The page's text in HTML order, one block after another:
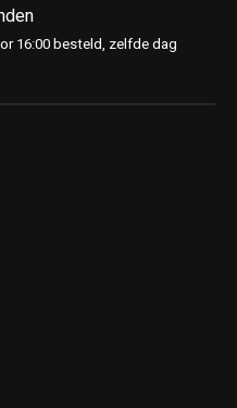
16:00 besteld, zelfde dag